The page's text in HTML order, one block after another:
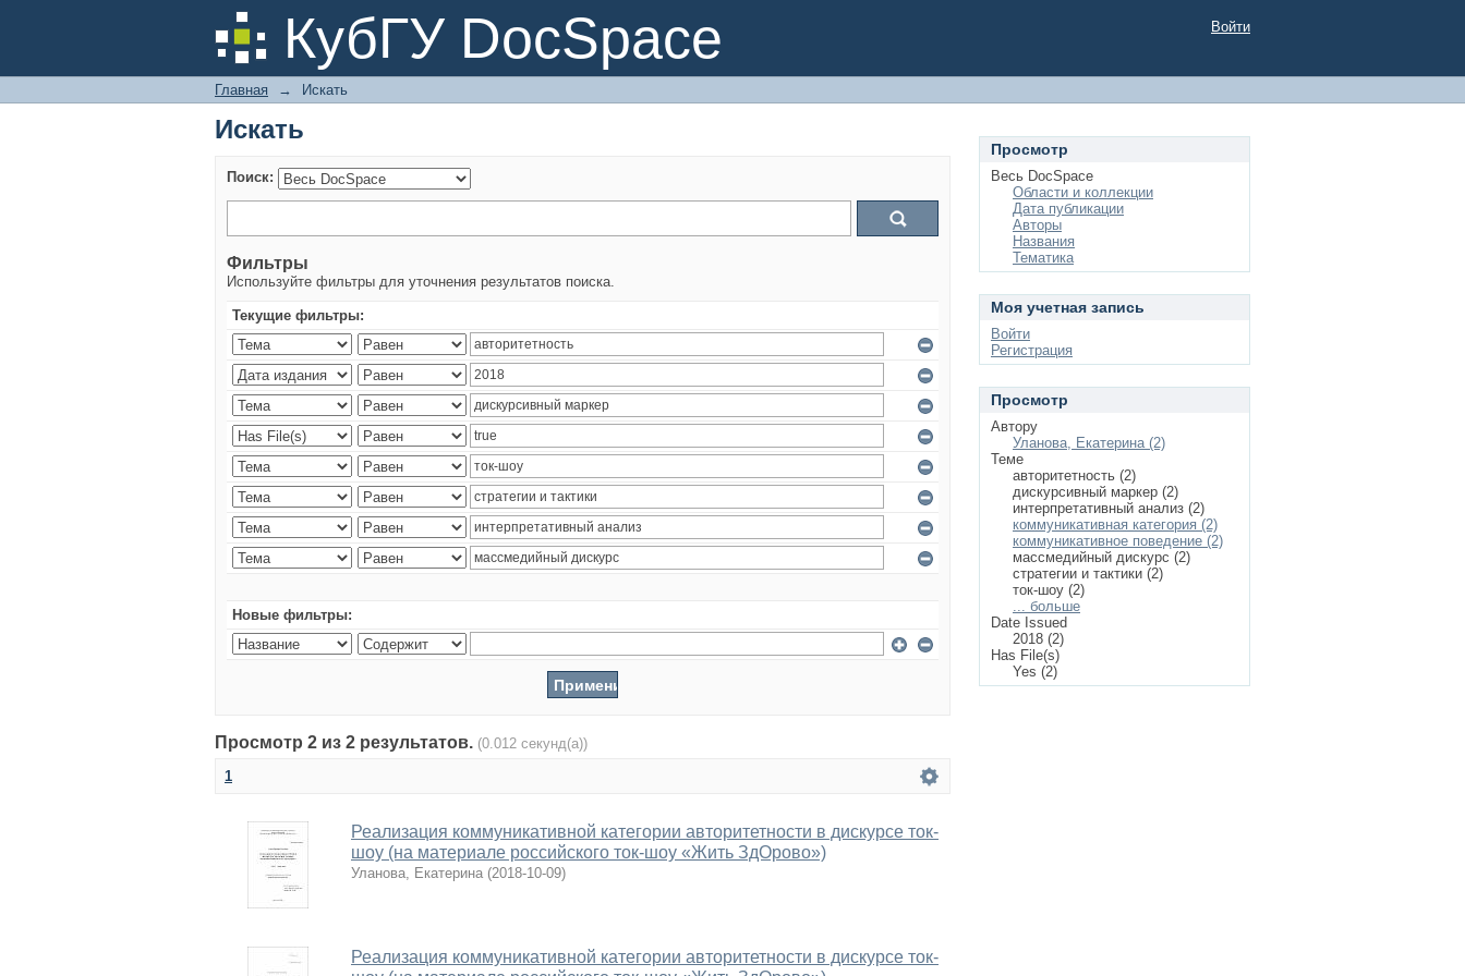
КубГУ DocSpace
Искать Войти
Главная → Искать
Искать
Поиск:
Фильтры
Используйте фильтры для уточнения результатов поиска.
Текущие фильтры:
Новые фильтры:
Просмотр 2 из 2 результатов. (0.012 секунд(а))
1
Реализация коммуникативной категории авторитетности в дискурсе ток-
шоу (на материале российского ток-шоу «Жить ЗдОрово»)
Уланова, Екатерина (2018-10-09)
Реализация коммуникативной категории авторитетности в дискурсе ток-
Просмотр
Весь DocSpace
Области и коллекции
Дата публикации
Авторы
Названия
Тематика
Моя учетная запись
Войти
Регистрация
Просмотр
Автору
Уланова, Екатерина (2)
Теме
авторитетность (2)
дискурсивный маркер (2)
интерпретативный анализ (2)
коммуникативная категория (2)
коммуникативное поведение (2)
массмедийный дискурс (2)
стратегии и тактики (2)
ток-шоу (2)
... больше
Date Issued
2018 (2)
Has File(s)
Yes (2)